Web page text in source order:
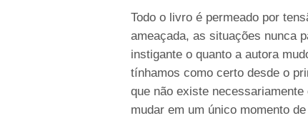
Todo o livro é permeado por
ameaçada, as situações nunca
instigante o quanto a autora
tínhamos como certo desde o
que não existe
mudar em um único momento